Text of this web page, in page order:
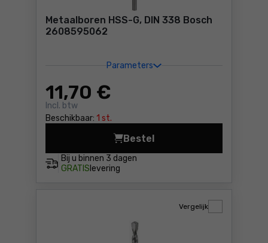
Metaalboren HSS-G, DIN 338 Bosch
2608595062
Parameters
11,70 €
Incl. btw
Beschikbaar: 1 st.
Bij u binnen 3 dagen
GRATIS levering
Bestel
Metaalboren HSS-G, DIN
Vergelijk